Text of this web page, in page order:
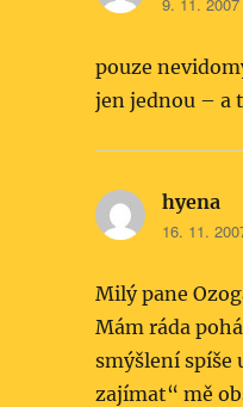
pouze
jen jednou – a
hyena
16. 11.
Milý pane
Mám ráda
smýšlení spíše
zajímat“ mě